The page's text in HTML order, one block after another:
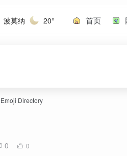
波莫纳 20° 首页
Emoji Directory
0 0